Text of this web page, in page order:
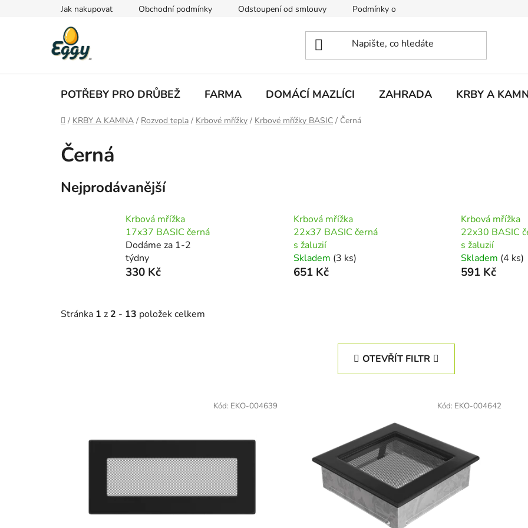
Jak nakupovat Obchodní podmínky Odstoupení od smlouvy Podmínky ochrany osobních údajů
POTŘEBY PRO DRŮBEŽ FARMA DOMÁCÍ MAZLÍCI ZAHRADA KRBY A
Domů
/ KRBY A KAMNA / Rozvod tepla / Krbové mřížky / Krbové mřížky BASIC / Černá
Černá
Nejprodávanější
Krbová mřížka
17x37 BASIC černá
Dodáme za 1-2
týdny
330 Kč
Krbová mřížka
22x37 BASIC černá
s žaluzií
Skladem (3 ks)
651 Kč
Krbová mřížka
22x30 BASIC
s žaluzií
Skladem (4 ks)
591 Kč
Stránka 1 z 2 - 13 položek celkem
OTEVŘÍT FILTR
Kód: EKO-004639 Kód: EKO-004642